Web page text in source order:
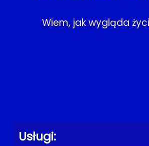
Wiem, jak wygląda
Usługi: